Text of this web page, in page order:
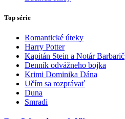
Top série
Romantické úteky
Harry Potter
Kapitán Stein a Notár Barbarič
Denník odvážneho bojka
Krimi Dominika Dána
Učím sa rozprávať
Duna
Smradi